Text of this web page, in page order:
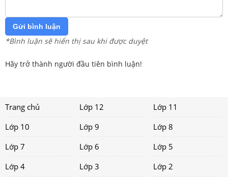
Gửi bình luận
*Bình luận sẽ hiển thị sau khi được duyệt
Hãy trở thành người đầu tiên bình luận!
Trang chủ Lớp 12
Lớp 11
Lớp 10
Lớp 9
Lớp 8
Lớp 7
Lớp 6
Lớp 5
Lớp 4
Lớp 3
Lớp 2